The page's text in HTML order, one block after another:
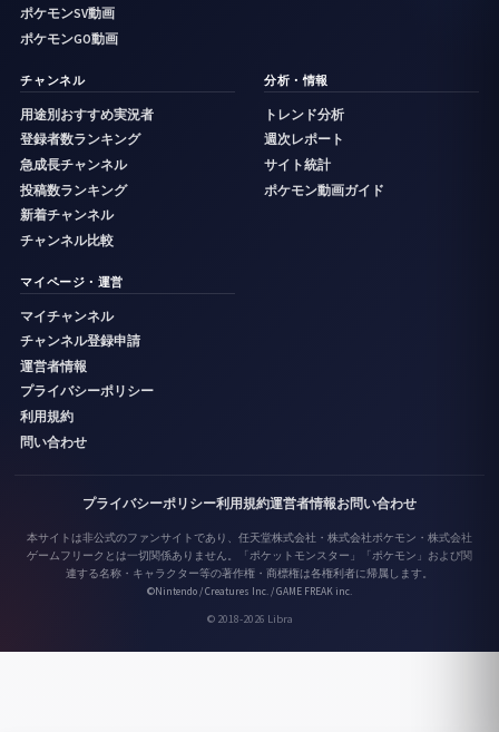
ポケモンSV動画
ポケモンGO動画
チャンネル
用途別おすすめ実況者
登録者数ランキング
急成長チャンネル
投稿数ランキング
新着チャンネル
チャンネル比較
分析・情報
トレンド分析
週次レポート
サイト統計
ポケモン動画ガイド
マイページ・運営
マイチャンネル
チャンネル登録申請
運営者情報
プライバシーポリシー
利用規約
問い合わせ
プライバシーポリシー利用規約運営者情報お問い合わせ
本サイトは非公式のファンサイトであり、任天堂株式会社・株式会社ポケモン・株式会社
ゲームフリークとは一切関係ありません。「ポケットモンスター」「ポケモン」および関
連する名称・キャラクター等の著作権・商標権は各権利者に帰属します。
©Nintendo / Creatures Inc. / GAME FREAK inc.
© 2018-2026 Libra